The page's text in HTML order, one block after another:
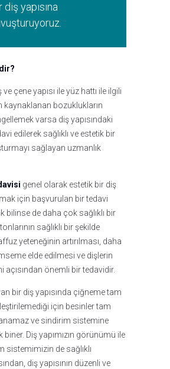
diş yapısına
ve çene yapısı ile yüz hattı ile ilgili
kaynaklanan bozuklukların
varsa diş yapısındaki
edilerek sağlıklı ve estetik bir
sağlayan uzmanlık
genel olarak estetik bir diş
için başvurulan bir tedavi
bilinse de daha çok sağlıklı bir
sağlıklı bir şekilde
yeteneğinin artırılması, daha
elde edilmesi ve dişlerin
açısından önemli bir tedavidir.
bir diş yapısında çiğneme tam
için besinler tam
ve sindirim sistemine
Diş yapımızın görünümü ile
sistemimizin de sağlıklı
diş yapısının düzenli ve